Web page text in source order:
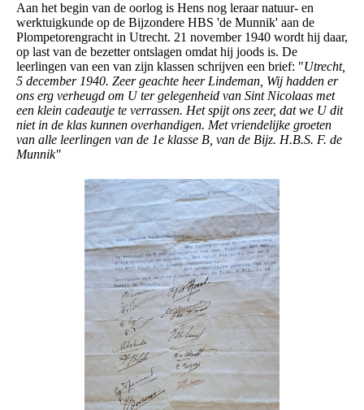
Aan het begin van de oorlog is Hens nog leraar natuur- en
werktuigkunde op de Bijzondere HBS 'de Munnik' aan de
Plompetorengracht in Utrecht. 21 november 1940 wordt hij daar,
op last van de bezetter ontslagen omdat hij joods is. De
leerlingen van een van zijn klassen schrijven een brief: "Utrecht,
5 december 1940. Zeer geachte heer Lindeman, Wij hadden er
ons erg verheugd om U ter gelegenheid van Sint Nicolaas met
een klein cadeautje te verrassen. Het spijt ons zeer, dat we U dit
niet in de klas kunnen overhandigen. Met vriendelijke groeten
van alle leerlingen van de 1e klasse B, van de Bijz. H.B.S. F. de
Munnik"